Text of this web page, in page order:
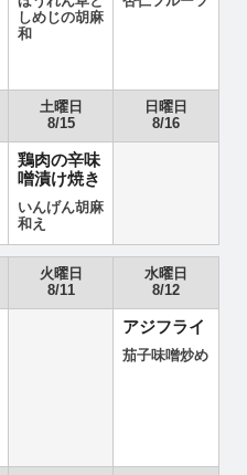
しめじの胡麻
和
土曜日
8/15
日曜日
8/16
鶏肉の辛味
噌漬け焼き
いんげん胡麻
和え
火曜日
8/11
水曜日
8/12
アジフライ
茄子味噌炒め